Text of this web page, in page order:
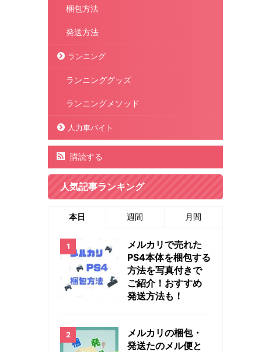
梱包方法
発送方法
ランニング
ランニンググッズ
ランニングメソッド
人力車バイト
購読する
人気記事ランキング
本日 週間 月間
メルカリで売れた
PS4本体を梱包する
方法を写真付きで
ご紹介！おすすめ
発送方法も！
メルカリの梱包・
発送たのメル便と